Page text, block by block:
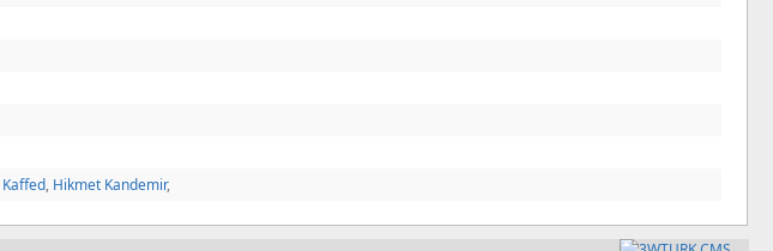
Kaffed, Hikmet Kandemir,